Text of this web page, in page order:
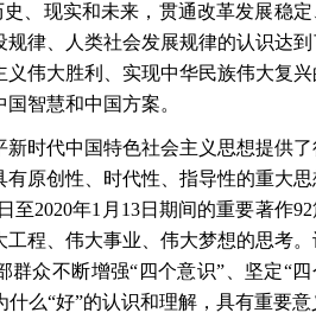
、现实和未来，贯通改革发展稳定
律、人类社会发展规律的认识达
伟大胜利、实现中华民族伟大复兴
智慧和中国方案。
时代中国特色社会主义思想提供
原创性、时代性、指导性的重大思
至2020年1月13日期间的重要著作92
程、伟大事业、伟大梦想的思考
众不断增强“四个意识”、坚定“四
么“好”的认识和理解，具有重要意